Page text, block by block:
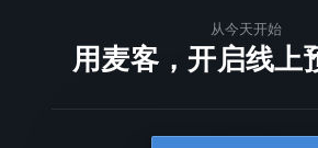
从今天开始
用麦客，开启线上